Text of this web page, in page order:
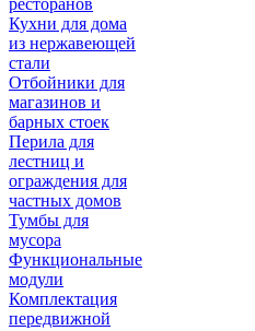
ресторанов
Кухни для дома
из нержавеющей
стали
Отбойники для
магазинов и
барных стоек
Перила для
лестниц и
ограждения для
частных домов
Тумбы для
мусора
Функциональные
модули
Комплектация
передвижной